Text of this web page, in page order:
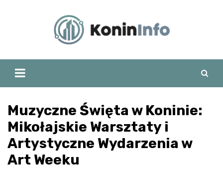
Muzyczne Święta w Koninie:
Mikołajskie Warsztaty i
Artystyczne Wydarzenia w
Art Weeku